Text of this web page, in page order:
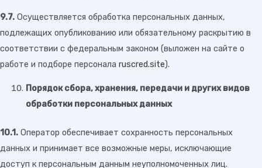
9.7. Осуществляется обработка персональных данных,
подлежащих опубликованию или обязательному раскрытию в
соответствии с федеральным законом (выложен на сайте о
работе и подборе персонала ruscred.site).
Порядок сбора, хранения, передачи и других видов
обработки персональных данных
10.1. Оператор обеспечивает сохранность персональных
данных и принимает все возможные меры, исключающие
доступ к персональным данным неуполномоченных лиц.